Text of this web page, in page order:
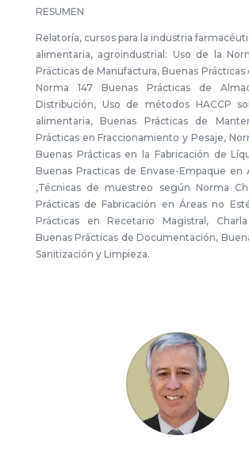
RESUMEN
Relatoría, cursos para la industria
alimentaria, agroindustrial: Uso de la
Prácticas de Manufactura, Buenas Prácticas
Norma 147 Buenas Prácticas de
Distribución, Uso de métodos HACCP
alimentaria, Buenas Prácticas de
Prácticas en Fraccionamiento y Pesaje,
Buenas Prácticas en la Fabricación de
Buenas Practicas de Envase-Empaque en
,Técnicas de muestreo según Norma
Prácticas de Fabricación en Áreas no
Prácticas en Recetario Magistral,
Buenas Prácticas de Documentación,
Sanitización y Limpieza.